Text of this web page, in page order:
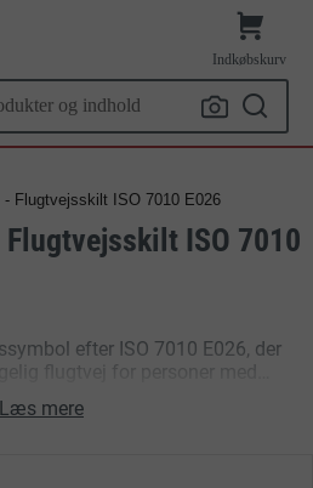
Indkøbskurv
ISO 7010
efter ISO 7010 E026, der
symbol sikrer høj
sprog og miljøer og er velegnet til
Læs mere